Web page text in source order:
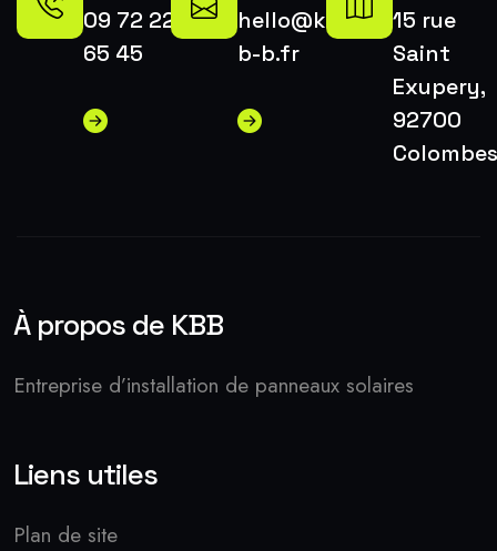
09 72 22
65 45
hello@k-
b-b.fr
15 rue
Saint
Exupery,
92700
Colombes
À propos de KBB
Entreprise d’installation de panneaux solaires
Liens utiles
Plan de site